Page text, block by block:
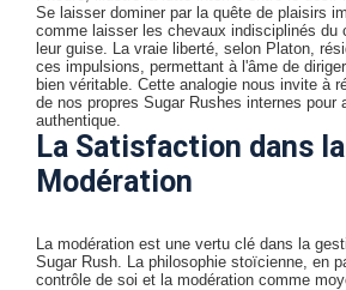
Se laisser dominer par la quête de plaisirs
comme laisser les chevaux indisciplinés du
leur guise. La vraie liberté, selon Platon,
ces impulsions, permettant à l'âme de
bien véritable. Cette analogie nous invite à
de nos propres Sugar Rushes internes pour
authentique.
La Satisfaction dans la
Modération
La modération est une vertu clé dans la
Sugar Rush. La philosophie stoïcienne, en
contrôle de soi et la modération comme